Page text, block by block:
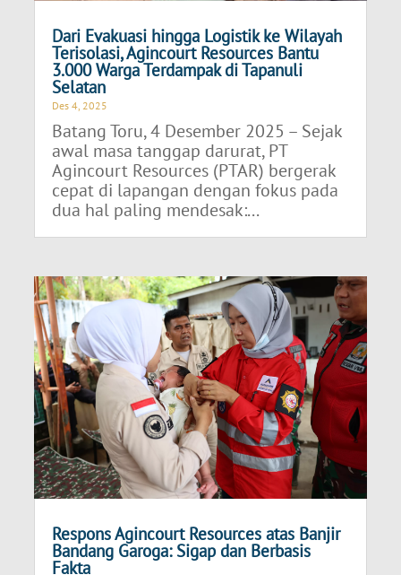
Dari Evakuasi hingga Logistik ke Wilayah
Terisolasi, Agincourt Resources Bantu
3.000 Warga Terdampak di Tapanuli
Selatan
Des 4, 2025
Batang Toru, 4 Desember 2025 – Sejak
awal masa tanggap darurat, PT
Agincourt Resources (PTAR) bergerak
cepat di lapangan dengan fokus pada
dua hal paling mendesak:...
Respons Agincourt Resources atas Banjir
Bandang Garoga: Sigap dan Berbasis
Fakta